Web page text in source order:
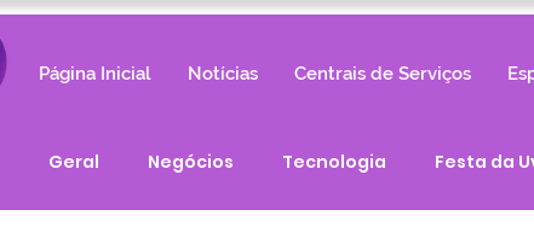
Página Inicial Notícias Centrais de Serviços
Geral Negócios Tecnologia Festa da